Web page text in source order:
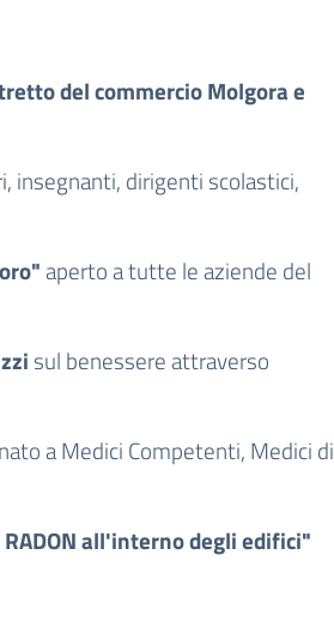
del commercio Molgora e
insegnanti, dirigenti scolastici,
aperto a tutte le aziende del
i sul benessere attraverso
a Medici Competenti, Medici di
all'interno degli edifici"